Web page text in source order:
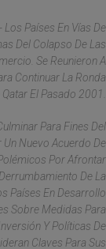
Los Países En Vías De
Del Colapso De Las
Se Reunieron A
Continuar La Ronda
El Pasado 2001.
Para Fines Del
Nuevo Acuerdo De
Por Afrontar
De La
Países En Desarrollo
Sobre Medidas Para
Y Políticas De
Claves Para Sus